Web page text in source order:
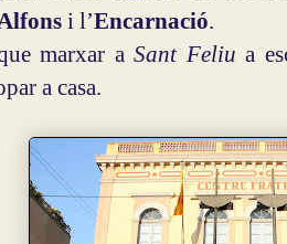
i l’Encarnació.
marxar aSant Feliu a
a casa.